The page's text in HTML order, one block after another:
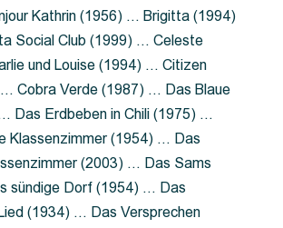
Kathrin (1956) … Brigitta (1994)
Social Club (1999) … Celeste
und Louise (1994) … Citizen
Cobra Verde (1987) … Das Blaue
Das Erdbeben in Chili (1975) …
Klassenzimmer (1954) … Das
(2003) … Das Sams
sündige Dorf (1954) … Das
(1934) … Das Versprechen